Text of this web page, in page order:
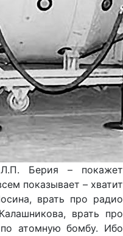
Берия – покажет
показывает – хватит
врать про радио
врать про
атомную бомбу. Ибо